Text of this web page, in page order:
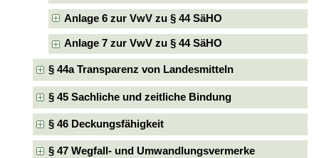
Anlage 6 zur VwV zu § 44 SäHO
Anlage 7 zur VwV zu § 44 SäHO
§ 44a Transparenz von Landesmitteln
§ 45 Sachliche und zeitliche Bindung
§ 46 Deckungsfähigkeit
§ 47 Wegfall- und Umwandlungsvermerke